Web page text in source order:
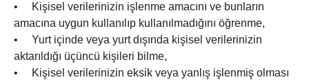
• Kişisel verilerinizin işlenme amacını ve bunların
amacına uygun kullanılıp kullanılmadığını öğrenme,
• Yurt içinde veya yurt dışında kişisel verilerinizin
aktarıldığı üçüncü kişileri bilme,
• Kişisel verilerinizin eksik veya yanlış işlenmiş olması